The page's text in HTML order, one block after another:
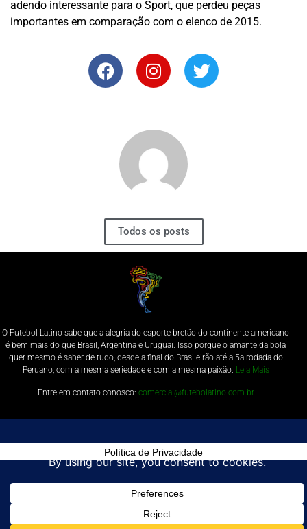
adendo interessante para o Sport, que perdeu peças
importantes em comparação com o elenco de 2015.
Todos os posts
O Futebol Latino sabe que a alegria do esporte bretão do continente americano
é bem mais do que Brasil, Argentina e Uruguai. Isso porque o amante da bola
quer mesmo é saber de tudo, desde a final do Brasileirão até a 5a rodada do
Peruano, com a mesma seriedade e com a mesma paixão. Leia Mais
Entre em contato conosco: comercial@futebolatino.com.br
Política de Privacidade